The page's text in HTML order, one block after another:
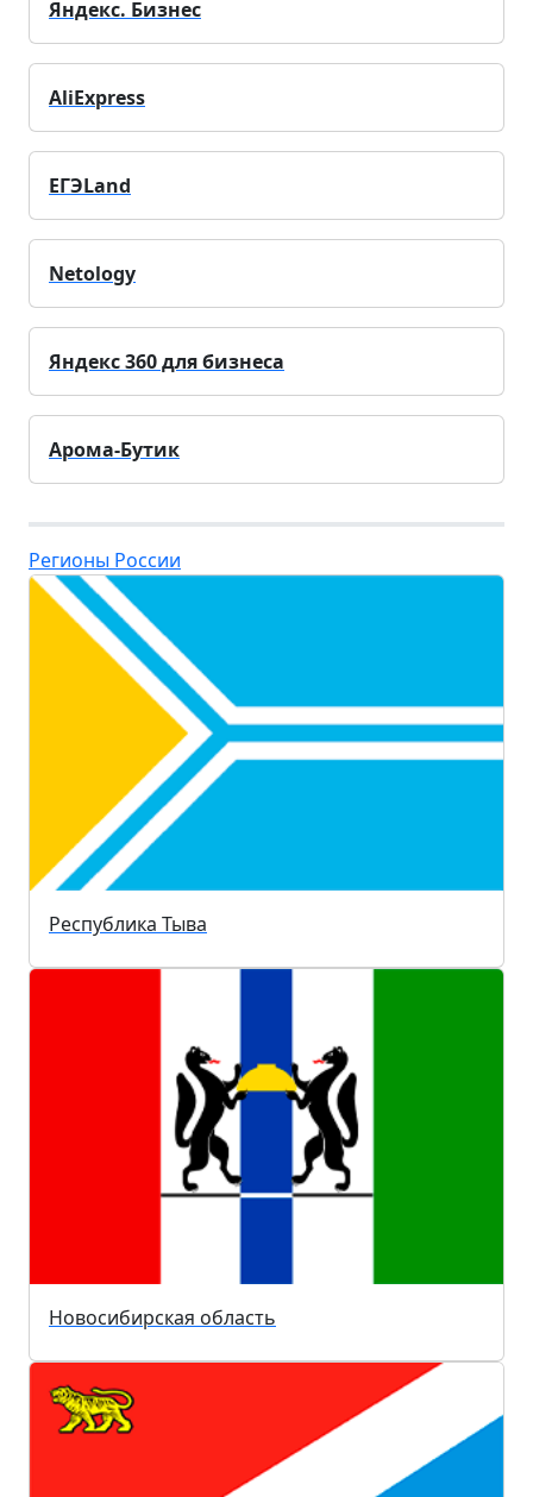
Яндекс. Бизнес
AliExpress
ЕГЭLand
Netology
Яндекс 360 для бизнеса
Арома-Бутик
Регионы России
Республика Тыва
Новосибирская область